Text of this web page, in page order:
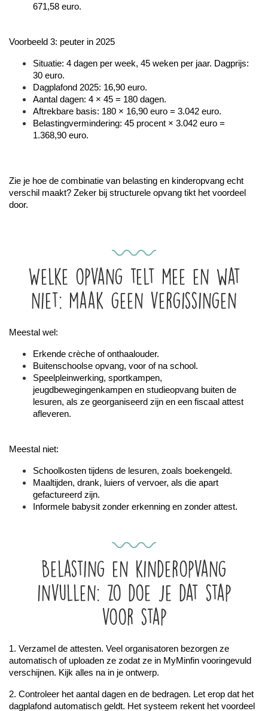
671,58 euro.
Voorbeeld 3: peuter in 2025
Situatie: 4 dagen per week, 45 weken per jaar. Dagprijs:
30 euro.
Dagplafond 2025: 16,90 euro.
Aantal dagen: 4 × 45 = 180 dagen.
Aftrekbare basis: 180 × 16,90 euro = 3.042 euro.
Belastingvermindering: 45 procent × 3.042 euro =
1.368,90 euro.
Zie je hoe de combinatie van belasting en kinderopvang echt
verschil maakt? Zeker bij structurele opvang tikt het voordeel
door.
Welke opvang telt mee en wat
niet: maak geen vergissingen
Meestal wel:
Erkende crèche of onthaalouder.
Buitenschoolse opvang, voor of na school.
Speelpleinwerking, sportkampen,
jeugdbewegingenkampen en studieopvang buiten de
lesuren, als ze georganiseerd zijn en een fiscaal attest
afleveren.
Meestal niet:
Schoolkosten tijdens de lesuren, zoals boekengeld.
Maaltijden, drank, luiers of vervoer, als die apart
gefactureerd zijn.
Informele babysit zonder erkenning en zonder attest.
Belasting en kinderopvang
invullen: zo doe je dat stap
voor stap
1. Verzamel de attesten. Veel organisatoren bezorgen ze
automatisch of uploaden ze zodat ze in MyMinfin vooringevuld
verschijnen. Kijk alles na in je ontwerp.
2. Controleer het aantal dagen en de bedragen. Let erop dat het
dagplafond automatisch geldt. Het systeem rekent het voordeel